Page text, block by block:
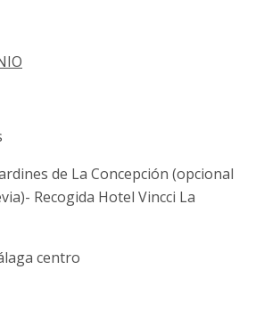
de La Concepción (opcional
Recogida Hotel Vincci La
centro